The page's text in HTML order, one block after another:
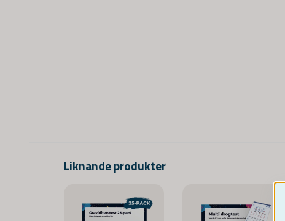
Liknande produkter